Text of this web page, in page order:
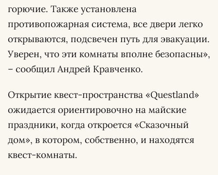
горючие. Также установлена
противопожарная система, все двери легко
открываются, подсвечен путь для эвакуации.
Уверен, что эти комнаты вполне безопасны»,
– сообщил Андрей Кравченко.
Открытие квест-пространства «Questland»
ожидается ориентировочно на майские
праздники, когда откроется «Сказочный
дом», в котором, собственно, и находятся
квест-комнаты.